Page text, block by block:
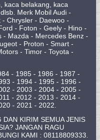
kaca belakang, kaca
Merk Mobil Audi -
Chrysler - Daewoo -
- Foton - Geely - Hino -
- Mazda - Mercedes Benz -
- Proton - Smart -
- Timor - Toyota -
- 1985 - 1986 - 1987 -
- 1994 - 1995 - 1996 -
- 2003 - 2004 - 2005 -
- 2012 - 2013 - 2014 -
- 2021 - 2022.
DAN KIRIM SEMUA JENIS
JANGAN RAGU
KAMI : 08118809333.